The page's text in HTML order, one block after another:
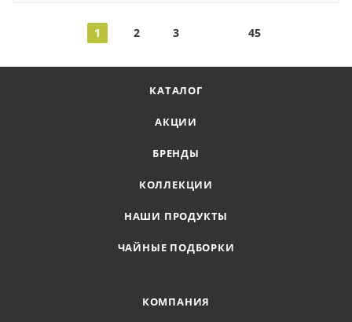
1 2 3 45
КАТАЛОГ
АКЦИИ
БРЕНДЫ
КОЛЛЕКЦИИ
НАШИ ПРОДУКТЫ
ЧАЙНЫЕ ПОДБОРКИ
КОМПАНИЯ